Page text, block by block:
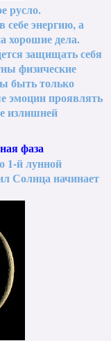
русло.
себе энергию, а
хорошие дела.
защищать себя
физические
быть только
эмоции проявлять
излишней
фаза
1-й лунной
Солнца начинает